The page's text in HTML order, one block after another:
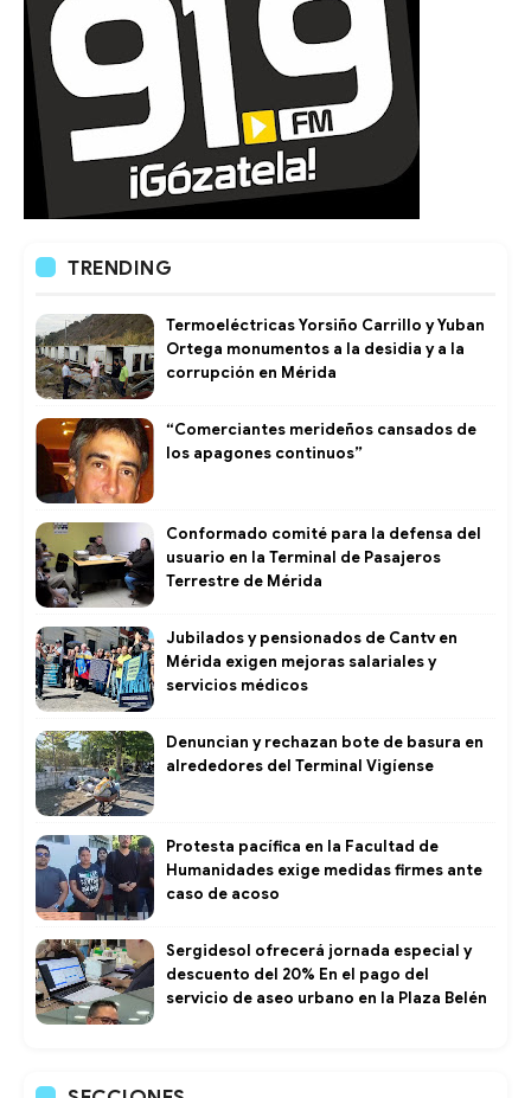
TRENDING
Termoeléctricas Yorsiño Carrillo y Yuban
Ortega monumentos a la desidia y a la
corrupción en Mérida
“Comerciantes merideños cansados de
los apagones continuos”
Conformado comité para la defensa del
usuario en la Terminal de Pasajeros
Terrestre de Mérida
Jubilados y pensionados de Cantv en
Mérida exigen mejoras salariales y
servicios médicos
Denuncian y rechazan bote de basura en
alrededores del Terminal Vigíense
Protesta pacífica en la Facultad de
Humanidades exige medidas firmes ante
caso de acoso
Sergidesol ofrecerá jornada especial y
descuento del 20% En el pago del
servicio de aseo urbano en la Plaza Belén